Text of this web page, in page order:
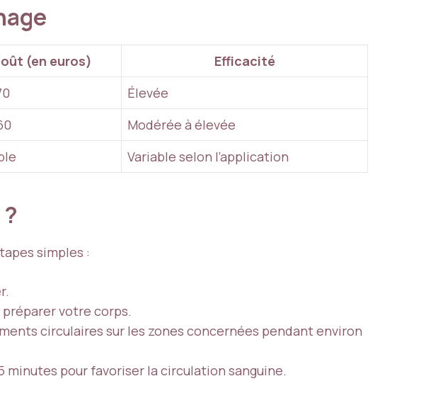
(en euros)
Efficacité
Élevée
Modérée à élevée
Variable selon l’application
simples :
votre corps.
circulaires sur les zones concernées pendant environ
minutes pour favoriser la circulation sanguine.